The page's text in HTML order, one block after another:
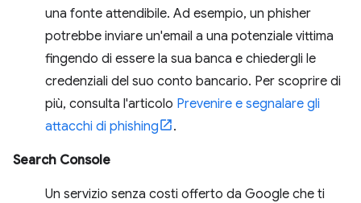
una fonte attendibile. Ad esempio, un phisher
potrebbe inviare un'email a una potenziale vittima
fingendo di essere la sua banca e chiedergli le
credenziali del suo conto bancario. Per scoprire di
più, consulta l'articolo Prevenire e segnalare gli
attacchi di phishing
.
Search Console
Un servizio senza costi offerto da Google che ti